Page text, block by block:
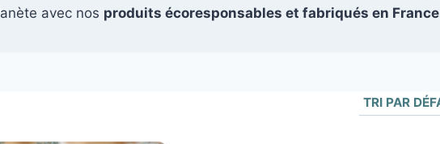
avec nos produits écoresponsables et fabriqués en France